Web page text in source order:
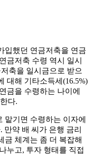
입했던 연금저축을 연금
금저축 수령 역시 일시
축을 일시금으로 받으
대해 기타소득세(16.5%)
금을 수령하는 나이에
다.
맡기면 수령하는 이자에
만약 배 씨가 은행 금리
금 체계는 좀 더 복잡해
누고, 투자 형태를 직접